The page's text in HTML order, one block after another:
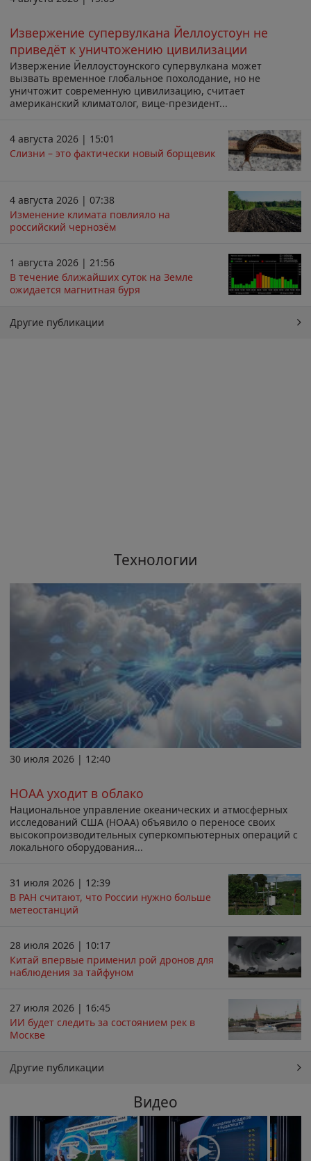
Извержение супервулкана Йеллоустоун не
приведёт к уничтожению цивилизации
Извержение Йеллоустоунского супервулкана может
вызвать временное глобальное похолодание, но не
уничтожит современную цивилизацию, считает
американский климатолог, вице-президент...
4 августа 2026 | 15:01
Слизни – это фактически новый борщевик
4 августа 2026 | 07:38
Изменение климата повлияло на
российский чернозём
1 августа 2026 | 21:56
В течение ближайших суток на Земле
ожидается магнитная буря
Другие публикации
Технологии
30 июля 2026 | 12:40
НОАА уходит в облако
Национальное управление океанических и атмосферных
исследований США (НОАА) объявило о переносе своих
высокопроизводительных суперкомпьютерных операций с
локального оборудования...
31 июля 2026 | 12:39
В РАН считают, что России нужно больше
метеостанций
28 июля 2026 | 10:17
Китай впервые применил рой дронов для
наблюдения за тайфуном
27 июля 2026 | 16:45
ИИ будет следить за состоянием рек в
Москве
Другие публикации
Видео